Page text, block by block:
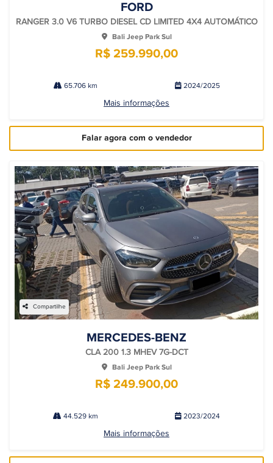
FORD
RANGER 3.0 V6 TURBO DIESEL CD LIMITED 4X4 AUTOMÁTICO
Bali Jeep Park Sul
R$ 259.990,00
65.706 km 2024/2025
Mais informações
Falar agora com o vendedor
Compartilhe
MERCEDES-BENZ
CLA 200 1.3 MHEV 7G-DCT
Bali Jeep Park Sul
R$ 249.900,00
44.529 km 2023/2024
Mais informações